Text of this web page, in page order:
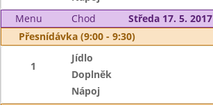
Menu
Chod
Středa 17. 5. 2017
Přesnídávka (9:00 - 9:30)
1
Jídlo
Doplněk
Nápoj